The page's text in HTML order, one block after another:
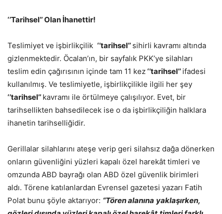
‘’Tarihsel’’ Olan İhanettir!
Teslimiyet ve işbirlikçilik ‘’tarihsel’’ sihirli kavramı altında
gizlenmektedir. Öcalan’ın, bir sayfalık PKK’ye silahları
teslim edin çağırısının içinde tam 11 kez‘’tarihsel’’ ifadesi
kullanılmış. Ve teslimiyetle, işbirlikçilikle ilgili her şey
‘’tarihsel’’ kavramı ile örtülmeye çalışılıyor. Evet, bir
tarihsellikten bahsedilecek ise o da işbirlikçiliğin halklara
ihanetin tarihselliğidir.
Gerillalar silahlarını ateşe verip geri silahsız dağa dönerken
onların güvenliğini yüzleri kapalı özel harekât timleri ve
omzunda ABD bayrağı olan ABD özel güvenlik birimleri
aldı. Törene katılanlardan Evrensel gazetesi yazarı Fatih
Polat bunu şöyle aktarıyor: “Tören alanına yaklaşırken,